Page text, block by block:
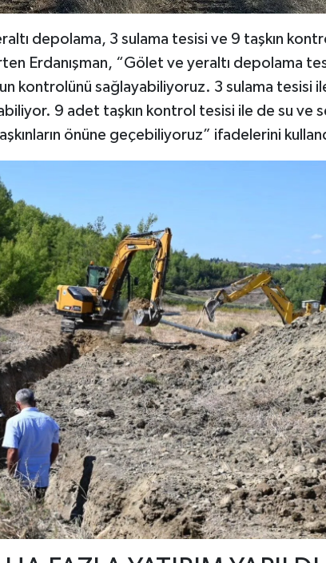
depolama, 3 sulama tesisi ve 9 taşkın
Erdanışman, “Gölet ve yeraltı depolama
kontrolünü sağlayabiliyoruz. 3 sulama tesisi
9 adet taşkın kontrol tesisi ile de su ve
önüne geçebiliyoruz” ifadelerini